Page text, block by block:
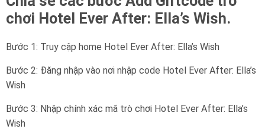
chơi Hotel Ever After: Ella’s Wish.
Bước 1: Truy cập home Hotel Ever After: Ella’s Wish
Bước 2: Đăng nhập vào nơi nhập code Hotel Ever After: Ella’s
Wish
Bước 3: Nhập chính xác mã trò chơi Hotel Ever After: Ella’s
Wish